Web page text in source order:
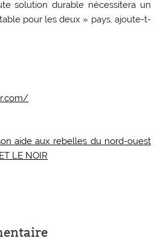
solution durable nécessitera un
pour les deux » pays, ajoute-t-
aide aux rebelles du nord-ouest
LE NOIR